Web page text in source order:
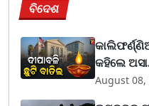
ବିଦେଶ
କହିଲେ
August 08,